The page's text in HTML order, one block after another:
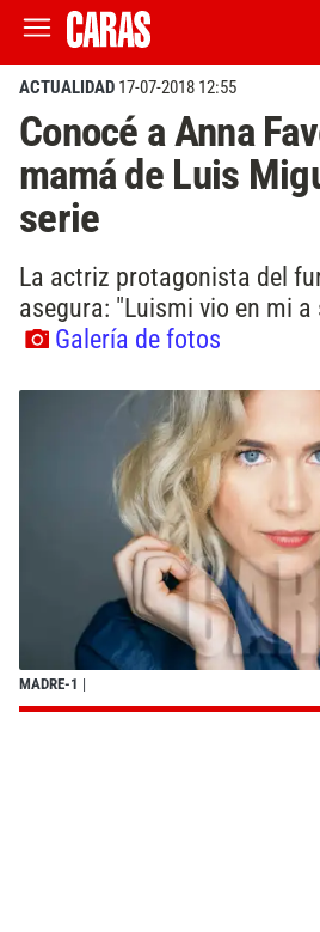
ACTUALIDAD 17-07-2018 12:55
Conocé a Anna
mamá de Luis
serie
La actriz protagonista del
asegura: "Luismi vio en mi
Galería de fotos
MADRE-1 |